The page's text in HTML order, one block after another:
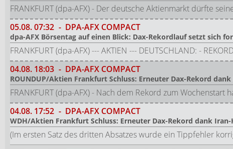
FRANKFURT (dpa-AFX) - Der deutsche Aktienmarkt dürfte
05.08.07:32 - DPA-AFX COMPACT
dpa-AFX Börsentag auf einen Blick: Dax-Rekordlauf setzt sich
FRANKFURT (dpa-AFX) --- AKTIEN --- DEUTSCHLAND: -
04.08. 18:03 - DPA-AFX COMPACT
ROUNDUP/Aktien Frankfurt Schluss: Erneuter Dax-Rekord
FRANKFURT (dpa-AFX) - Nach dem Rekord zum Wochenstart
04.08. 17:52 - DPA-AFX COMPACT
WDH/Aktien Frankfurt Schluss: Erneuter Dax-Rekord dank
(Im ersten Satz des dritten Absatzes wurde ein Tippfehler